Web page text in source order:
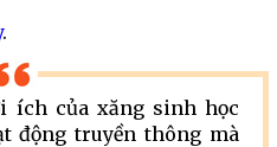
.
ích của xăng sinh học
động truyền thông mà